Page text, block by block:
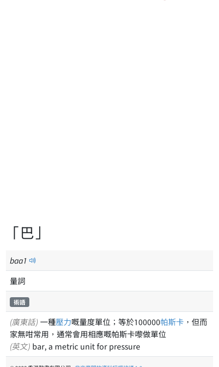
「巴」
baa1
量詞
術語
(廣東話) 一種壓力嘅量度單位；等於100000帕斯卡 ，但而
家無咁常用，通常會用相應嘅帕斯卡嚟做單位
(英文) bar, a metric unit for pressure